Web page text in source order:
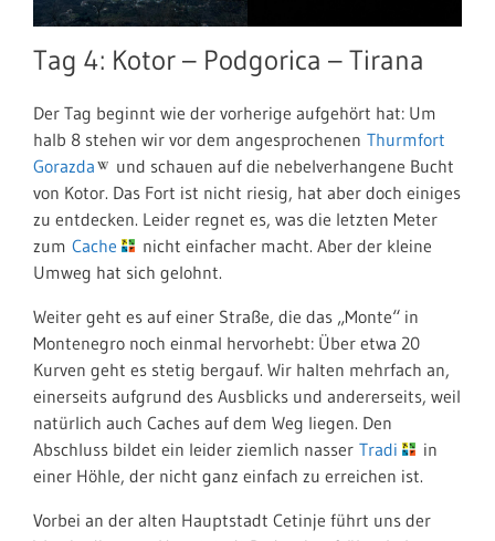
Tag 4: Kotor – Podgorica – Tirana
Der Tag beginnt wie der vorherige aufgehört hat: Um
halb 8 stehen wir vor dem angesprochenen Thurmfort
Gorazda
und schauen auf die nebelverhangene Bucht
von Kotor. Das Fort ist nicht riesig, hat aber doch einiges
zu entdecken. Leider regnet es, was die letzten Meter
zum Cache
nicht einfacher macht. Aber der kleine
Umweg hat sich gelohnt.
Weiter geht es auf einer Straße, die das „Monte“ in
Montenegro noch einmal hervorhebt: Über etwa 20
Kurven geht es stetig bergauf. Wir halten mehrfach an,
einerseits aufgrund des Ausblicks und andererseits, weil
natürlich auch Caches auf dem Weg liegen. Den
Abschluss bildet ein leider ziemlich nasser Tradi
in
einer Höhle, der nicht ganz einfach zu erreichen ist.
Vorbei an der alten Hauptstadt Cetinje führt uns der